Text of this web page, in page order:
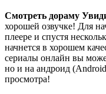
Смотреть дораму
хорошей озвучке! Для
плеере и спустя
начнется в хорошем
сериалы онлайн вы
но и на андроид
просмотра!